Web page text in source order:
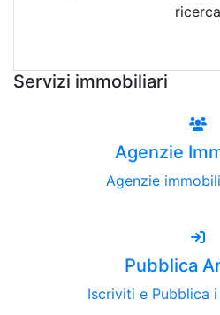
ricerca
Servizi immobiliari
Agenzie
Agenzie
Pubblica
Iscriviti e Pubblica